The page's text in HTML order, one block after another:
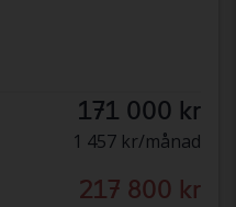
171 000 kr
1 457 kr/månad
217 800 kr